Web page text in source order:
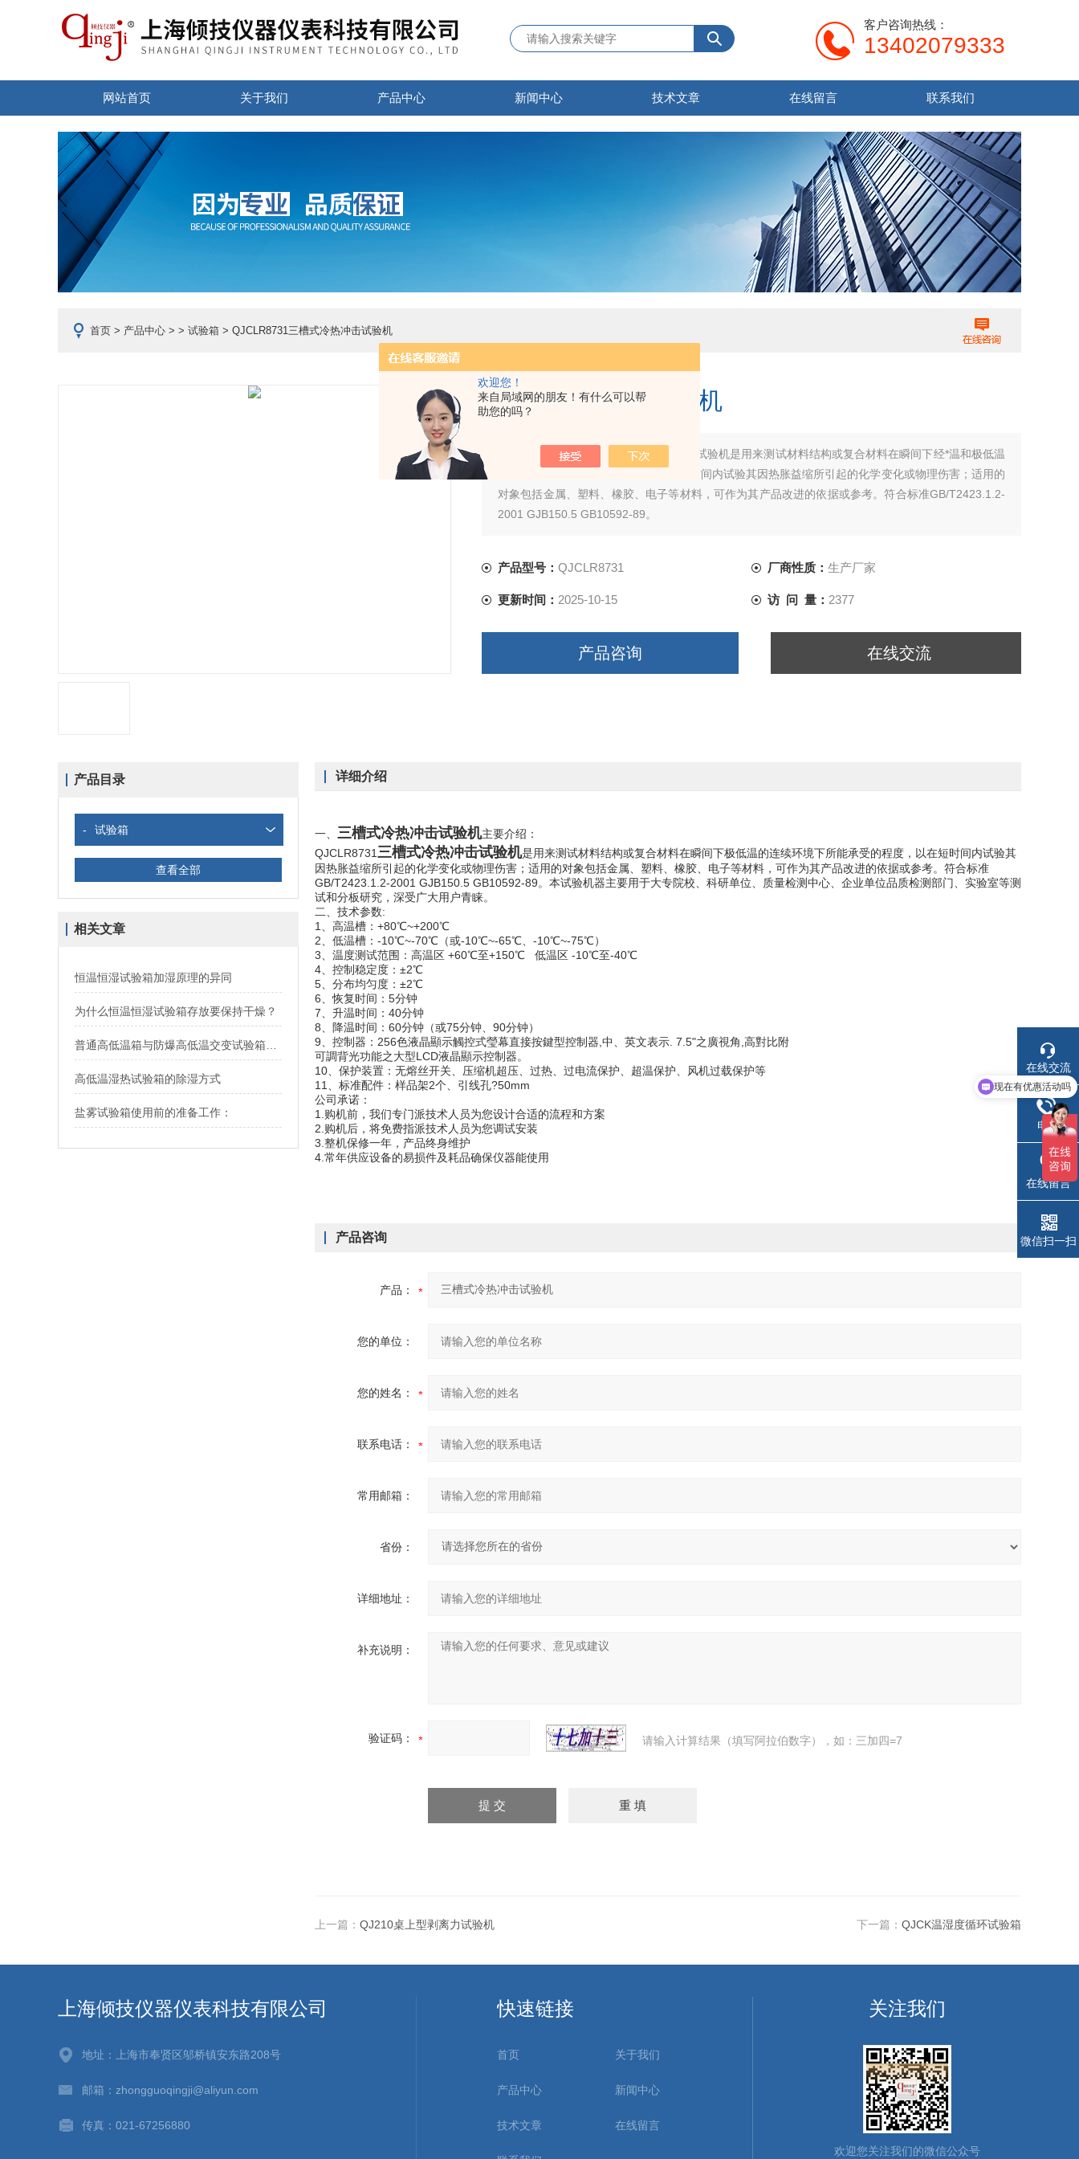
欢迎您！
来自局域网的朋友！有什么可以帮
助您的吗？
客户咨询热线：
13402079333
网站首页 关于我们 产品中心 新闻中心 技术文章 在线留言 联系我们
首页 > 产品中心 > > 试验箱 > QJCLR8731三槽式冷热冲击试验机
三槽式冷热冲击试验机
QJCLR8731三槽式冷热冲击试验机是用来测试材料结构或复合材料在瞬间下经*温和极低温
的连续环境下所能承受的程度，以在短时间内试验其因热胀益缩所引起的化学变化或物理伤害；适用的
对象包括金属、塑料、橡胶、电子等材料，可作为其产品改进的依据或参考。符合标准GB/T2423.1.2-
2001 GJB150.5 GB10592-89。
产品型号： QJCLR8731 厂商性质： 生产厂家
更新时间： 2025-10-15 访 问 量： 2377
产品咨询 在线交流
产品目录
- 试验箱
查看全部
相关文章
恒温恒湿试验箱加湿原理的异同
为什么恒温恒湿试验箱存放要保持干燥？
高低温湿热试验箱的除湿方式
盐雾试验箱使用前的准备工作：
详细介绍
一、 三槽式冷热冲击试验机主要介绍：
QJCLR8731三槽式冷热冲击试验机是用来测试材料结构或复合材料在瞬间下极低温的连续环境下所能承受的程度，以在短时间内试验其
因热胀益缩所引起的化学变化或物理伤害；适用的对象包括金属、塑料、橡胶、电子等材料，可作为其产品改进的依据或参考。符合标准
GB/T2423.1.2-2001 GJB150.5 GB10592-89。本试验机器主要用于大专院校、科研单位、质量检测中心、企业单位品质检测部门、实验室等测
试和分板研究，深受广大用户青睐。
二、技术参数:
1、高温槽：+80℃~+200℃
2、低温槽：-10℃~-70℃（或-10℃~-65℃、-10℃~-75℃）
3、温度测试范围：高温区 +60℃至+150℃ 低温区 -10℃至-40℃
4、控制稳定度：±2℃
5、分布均匀度：±2℃
6、恢复时间：5分钟
7、升温时间：40分钟
8、降温时间：60分钟（或75分钟、90分钟）
9、控制器：256色液晶顯示觸控式瑩幕直接按鍵型控制器,中、英文表示. 7.5"之廣視角,高對比附
可調背光功能之大型LCD液晶顯示控制器。
10、保护装置：无熔丝开关、压缩机超压、过热、过电流保护、超温保护、风机过载保护等
11、标准配件：样品架2个、引线孔?50mm
公司承诺：
1.购机前，我们专门派技术人员为您设计合适的流程和方案
2.购机后，将免费指派技术人员为您调试安装
3.整机保修一年，产品终身维护
4.常年供应设备的易损件及耗品确保仪器能使用
产品咨询
产品：
您的单位：
您的姓名：
联系电话：
常用邮箱：
省份：
详细地址：
补充说明：
验证码： 请输入计算结果（填写阿拉伯数字），如：三加四=7
上一篇： QJ210桌上型剥离力试验机 下一篇： QJCK温湿度循环试验箱
上海倾技仪器仪表科技有限公司
地址：上海市奉贤区邬桥镇安东路208号
邮箱：zhongguoqingji@aliyun.com
传真：021-67256880
快速链接
首页 关于我们
产品中心 新闻中心
技术文章 在线留言
关注我们
欢迎您关注我们的微信公众号
在线交流
电话
在线留言
微信扫一扫
可以介绍下你们的产品么
现在有优惠活动吗